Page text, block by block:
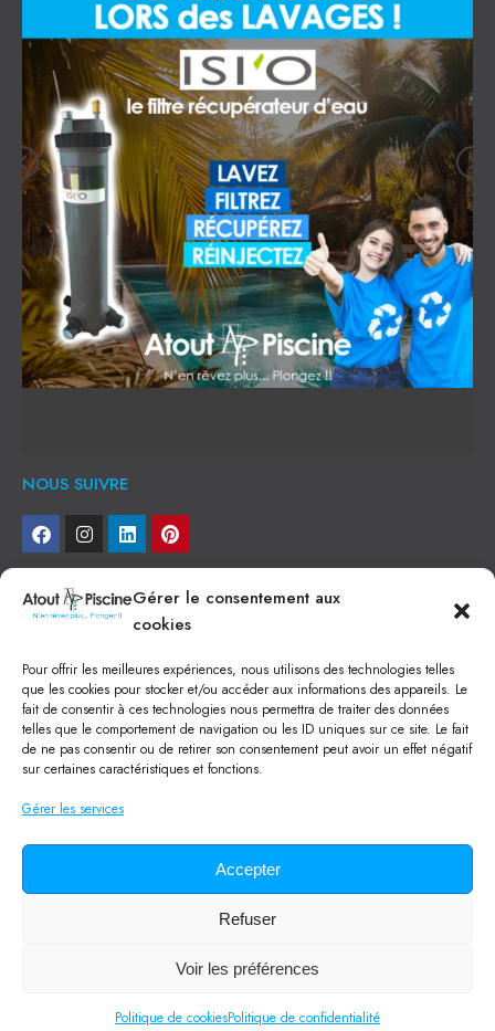
Gérer le consentement aux
cookies
Pour offrir les meilleures expériences, nous utilisons des technologies telles
que les cookies pour stocker et/ou accéder aux informations des appareils. Le
fait de consentir à ces technologies nous permettra de traiter des données
telles que le comportement de navigation ou les ID uniques sur ce site. Le fait
de ne pas consentir ou de retirer son consentement peut avoir un effet négatif
sur certaines caractéristiques et fonctions.
Gérer les services
Accepter
Refuser
Voir les préférences
Politique de cookiesPolitique de confidentialité
NOUS SUIVRE
NEWSLETTER
Je veux recevoir toute l'actu
NOS SERVICES
Construction de piscine béton à Narbonne
Piscine coque à Narbonne
Acheter SPA à Narbonne
Pisciniste Narbonne
Mini piscine
Location machine avec chauffeur
Atout Piscine
Mentions légales/Politique de confidentialité